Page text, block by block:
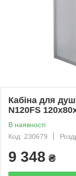
Кабіна для
N120FS
В наявності
Код: 230679
9 348 ₴